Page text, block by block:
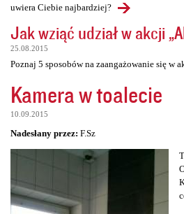
uwiera Ciebie najbardziej?
Jak wziąć udział w akcji
25.08.2015
Poznaj 5 sposobów na zaangażowanie się w
Kamera w toalecie
10.09.2015
Nadesłany przez: F.Sz